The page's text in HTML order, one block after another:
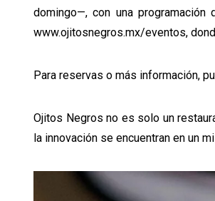
domingo—, con una programación
www.ojitosnegros.mx/eventos,
Para reservas o más información,
Ojitos Negros no es solo un
la innovación se encuentran en un